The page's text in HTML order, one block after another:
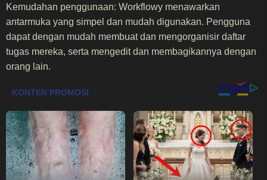
Kemudahan penggunaan: Workflowy menawarkan
antarmuka yang simpel dan mudah digunakan. Pengguna
dapat dengan mudah membuat dan mengorganisir daftar
tugas mereka, serta mengedit dan membagikannya dengan
orang lain.